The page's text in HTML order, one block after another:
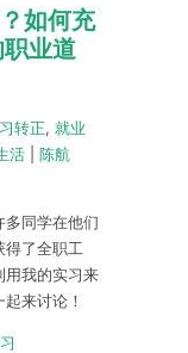
如何充
业道
转正, 就业
活
陈航
多同学在他们
得了全职工
用我的实习来
来讨论！